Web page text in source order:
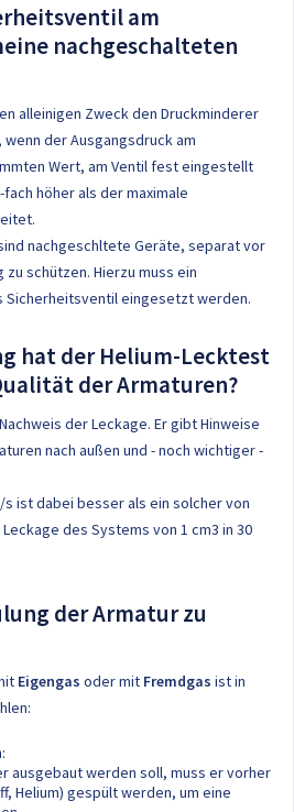
am
nachgeschalteten
alleinigen Zweck den Druckminderer
der Ausgangsdruck am
Wert, am Ventil fest eingestellt
höher als der maximale
nachgeschltete Geräte, separat vor
schützen. Hierzu muss ein
eingesetzt werden.
hat der Helium-Lecktest
der Armaturen?
der Leckage. Er gibt Hinweise
nach außen und - noch wichtiger -
s ist dabei besser als ein solcher von
des Systems von 1 cm3 in 30
der Armatur zu
Eigengas oder mit Fremdgas ist in
ausgebaut werden soll, muss er vorher
Helium) gespült werden, um eine